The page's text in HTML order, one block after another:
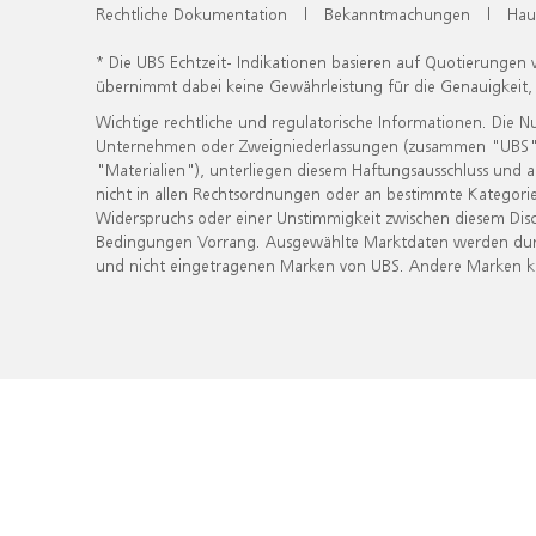
Rechtliche Dokumentation | Bekanntmachungen |
* Die UBS Echtzeit- Indikationen basieren auf
übernimmt dabei keine Gewährleistung für die
Wichtige rechtliche und regulatorische Informationen. Die
Unternehmen oder Zweigniederlassungen (zusammen
"Materialien"), unterliegen diesem Haftungsausschluss
nicht in allen Rechtsordnungen oder an bestimmte
Widerspruchs oder einer Unstimmigkeit zwischen diesem
Bedingungen Vorrang. Ausgewählte Marktdaten werden
und nicht eingetragenen Marken von UBS. Andere Marken